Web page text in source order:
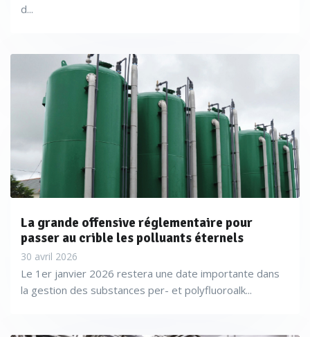
d...
La grande offensive réglementaire pour
passer au crible les polluants éternels
30 avril 2026
Le 1er janvier 2026 restera une date importante dans
la gestion des substances per- et polyfluoroalk...